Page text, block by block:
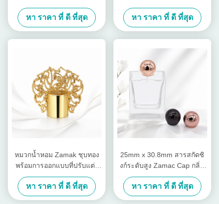
โลหะแบบพิเศษ
หา ราคา ที่ ดี ที่สุด
กระปุกทองแดงทองแดง, ปิดกัน
อากาศ, และการออกแบบ CNC
หา ราคา ที่ ดี ที่สุด
หมวกน้ำหอม Zamak ชุบทอง
พร้อมการออกแบบที่ปรับแต่ง
ได้และการขัดเงากระจก
หา ราคา ที่ ดี ที่สุด
25mm x 30.8mm สารสกัดซิ
งก์ระดับสูง Zamac Cap กลิ่น
หอมกับกระจกปลายปลายและ
สีที่สามารถปรับแต่ง
หา ราคา ที่ ดี ที่สุด